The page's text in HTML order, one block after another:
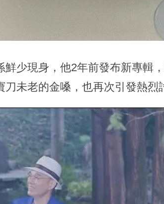
少現身，他2年前發布新專輯
未老的金嗓，也再次引發熱烈